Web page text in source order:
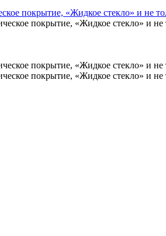
покрытие, «Жидкое стекло» и не